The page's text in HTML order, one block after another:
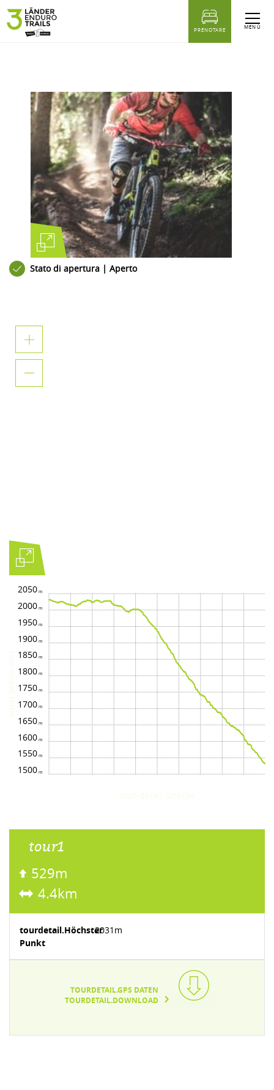
sr.Table Of Content
tourdetail.Ähnliche Touren
MENÙ
PRENOTARE
Stato di apertura | Aperto
1500
1550
1600
1650
1700
1750
1800
1850
1900
1950
2000
2050
tour1
529m
4.4km
tourdetail.Höchster
Punkt
2031m
TOURDETAIL.GPS DATEN
TOURDETAIL.DOWNLOAD